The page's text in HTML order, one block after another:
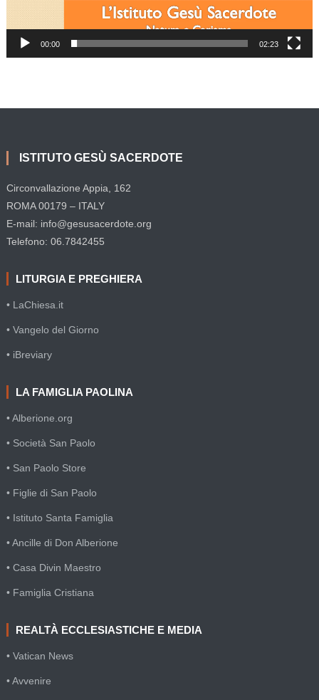
00:00 02:23
ISTITUTO GESÙ SACERDOTE
Circonvallazione Appia, 162
ROMA 00179 – ITALY
E-mail: info@gesusacerdote.org
Telefono: 06.7842455
LITURGIA E PREGHIERA
• LaChiesa.it
• Vangelo del Giorno
• iBreviary
LA FAMIGLIA PAOLINA
• Alberione.org
• Società San Paolo
• San Paolo Store
• Figlie di San Paolo
• Istituto Santa Famiglia
• Ancille di Don Alberione
• Casa Divin Maestro
• Famiglia Cristiana
REALTÀ ECCLESIASTICHE E MEDIA
• Vatican News
• Avvenire